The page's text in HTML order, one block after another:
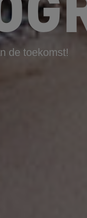
de toekomst!